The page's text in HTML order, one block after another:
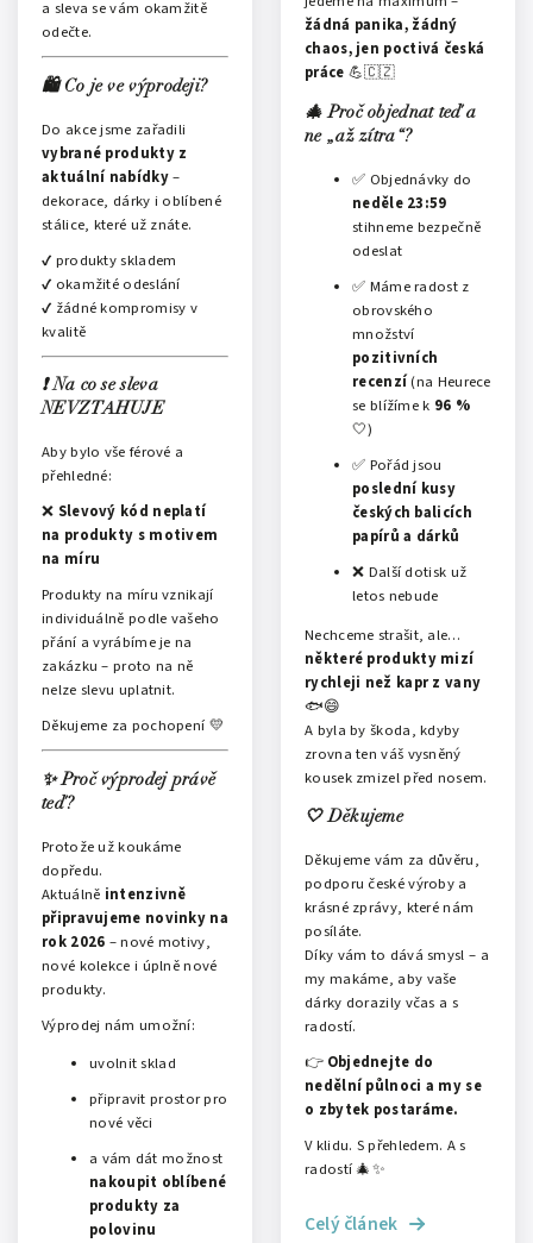
a sleva se vám okamžitě
odečte.
🛍️ Co je ve výprodeji?
Do akce jsme zařadili
vybrané produkty z
aktuální nabídky–
dekorace, dárky i oblíbené
stálice, které už znáte.
✔️ produkty skladem
✔️ okamžité odeslání
✔️ žádné kompromisy v
kvalitě
❗ Na co se sleva
NEVZTAHUJE
Aby bylo vše férové a
přehledné:
❌ Slevový kód neplatí
na produkty s motivem
na míru
Produkty na míru vznikají
individuálně podle vašeho
přání a vyrábíme je na
zakázku – proto na ně
nelze slevu uplatnit.
Děkujeme za pochopení 💛
✨ Proč výprodej právě
teď?
Protože už koukáme
dopředu.
Aktuálně intenzivně
připravujeme novinky na
rok 2026 – nové motivy,
nové kolekce i úplně nové
produkty.
Výprodej nám umožní:
uvolnit sklad
připravit prostor pro
nové věci
a vám dát možnost
nakoupit oblíbené
produkty za
polovinu
žádná panika, žádný
chaos, jen poctivá česká
práce 💪🇨🇿
🎄 Proč objednat teď a
ne „až zítra“?
✅ Objednávky do
neděle 23:59
stihneme bezpečně
odeslat
✅ Máme radost z
obrovského
množství
pozitivních
recenzí(na Heurece
se blížíme k 96 %
🤍)
✅ Pořád jsou
poslední kusy
českých balicích
papírů a dárků
❌ Další dotisk už
letos nebude
Nechceme strašit, ale…
některé produkty mizí
rychleji než kapr z vany
🐟😄
A byla by škoda, kdyby
zrovna ten váš vysněný
kousek zmizel před nosem.
🤍 Děkujeme
Děkujeme vám za důvěru,
podporu české výroby a
krásné zprávy, které nám
posíláte.
Díky vám to dává smysl – a
my makáme, aby vaše
dárky dorazily včas a s
radostí.
👉 Objednejte do
nedělní půlnoci a my se
o zbytek postaráme.
V klidu. S přehledem. A s
radostí 🎄✨
Celý článek